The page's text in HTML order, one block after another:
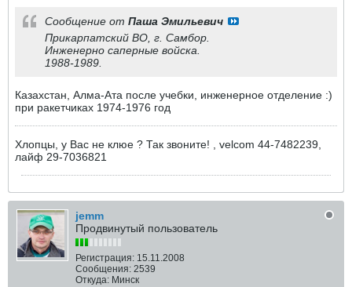
Сообщение от Паша Эмильевич
Прикарпатский ВО, г. Самбор.
Инженерно саперные войска.
1988-1989.
Казахстан, Алма-Ата после учебки, инженерное отделение :)
при ракетчиках 1974-1976 год
Хлопцы, у Вас не клюе ? Так звоните! , velcom 44-7482239,
лайф 29-7036821
jemm
Продвинутый пользователь
Регистрация: 15.11.2008
Сообщения: 2539
Откуда: Минск